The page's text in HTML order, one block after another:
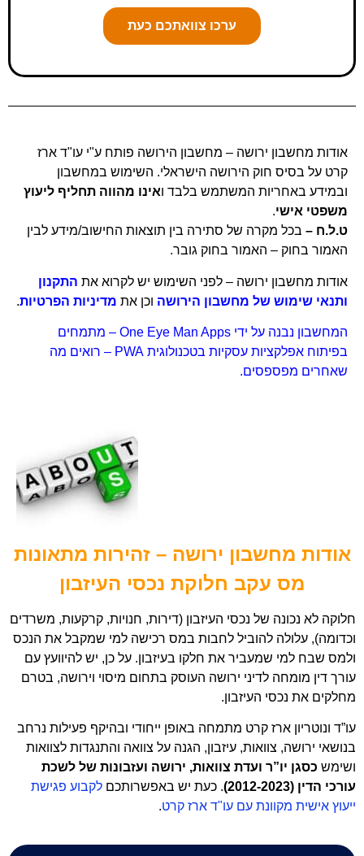
ערכו צוואתכם כעת
AI-POWERED
אודות מחשבון ירושה – מחשבון הירושה פותח ע"י עו"ד ארז
קרט על בסיס חוק הירושה הישראלי. השימוש במחשבון
ובמידע באחריות המשתמש בלבד ואינו מהווה תחליף ליעוץ
משפטי אישי.
ט.ל.ח – בכל מקרה של סתירה בין תוצאות החישוב/מידע לבין
האמור בחוק – האמור בחוק גובר.
אודות מחשבון ירושה – לפני השימוש יש לקרוא את התקנון
ותנאי שימוש של מחשבון הירושה וכן את מדיניות הפרטיות.
המחשבון נבנה על ידי One Eye Man Apps – מתמחים
בפיתוח אפלקציות עסקיות בטכנולוגית PWA – רואים מה
שאחרים מפספסים.
אודות מחשבון ירושה – זהירות מתאונות
מס עקב חלוקת נכסי העיזבון
חלוקה לא נכונה של נכסי העיזבון (דירות, חנויות, קרקעות, משרדים
וכדומה), עלולה להוביל לחבות במס רכישה למי שמקבל את הנכס
ולמס שבח למי שמעביר את חלקו בעיזבון. על כן, יש להיוועץ עם
עורך דין מומחה לדיני ירושה העוסק בתחום מיסוי וירושה, בטרם
מחלקים את נכסי העיזבון.
עו”ד ונוטריון ארז קרט מתמחה באופן ייחודי ובהיקף פעילות נרחב
בנושאי ירושה, צוואות, עיזבון, הגנה על צוואה והתנגדות לצוואות
ושימש כסגן יו”ר ועדת צוואות, ירושה ועזבונות של לשכת
עורכי הדין (2012-2023)
. כעת יש באפשרותכם לקבוע פגישת
ייעוץ אישית מקוונת עם עו"ד ארז קרט.